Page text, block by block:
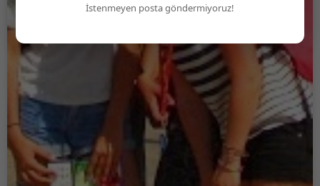
İstenmeyen posta göndermiyoruz!